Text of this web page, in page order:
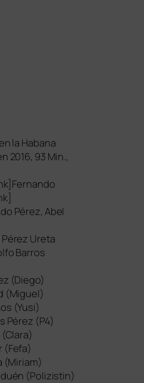
la Habana
2016, 93 Min.,
Pérez, Abel
Pérez Ureta
Barros
(Diego)
(Miguel)
(Yusi)
Pérez (P4)
(Fefa)
(Miriam)
(Polizistin)